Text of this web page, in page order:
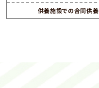
供養施設での合同供養